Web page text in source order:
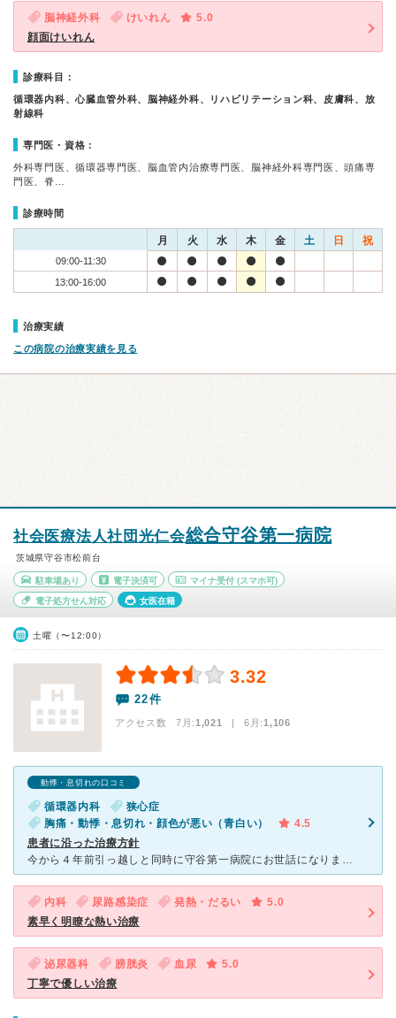
脳神経外科 けいれん
5.0
顔面けいれん
診療科目：
循環器内科、心臓血管外科、脳神経外科、リハビリテーション科、皮膚科、放
射線科
専門医・資格：
外科専門医、循環器専門医、脳血管内治療専門医、脳神経外科専門医、頭痛専
門医、脊…
診療時間
月 火 水 木 金 土 日 祝
09:00-11:30
13:00-16:00
治療実績
この病院の治療実績を見る
社会医療法人社団光仁会総合守谷第一病院
茨城県守谷市松前台
駐車場あり 電子決済可 マイナ受付 (スマホ可)
電子処方せん対応 女医在籍
土曜（〜12:00）
3.32
22件
アクセス数 7月:1,021 | 6月:1,106
動悸・息切れの口コミ
循環器内科
狭心症
胸痛・動悸・息切れ・顔色が悪い（青白い）
4.5
患者に沿った治療方針
今から４年前引っ越しと同時に守谷第一病院にお世話になりました。 現在は安定してきたので２か月に１回の割合で通院しています。 その頃すでに冠攣縮性狭心症と診断されて投薬治療をしていましたが、守谷第一
内科 尿路感染症 発熱・だるい
5.0
素早く明瞭な熱い治療
泌尿器科 膀胱炎 血尿
5.0
丁寧で優しい治療